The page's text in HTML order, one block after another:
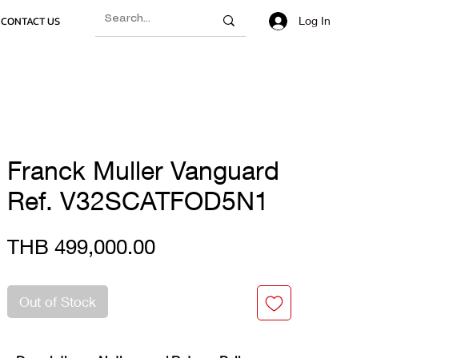
CONTACT US Log In
Franck Muller Vanguard
Ref. V32SCATFOD5N1
THB 499,000.00Price
Out of Stock